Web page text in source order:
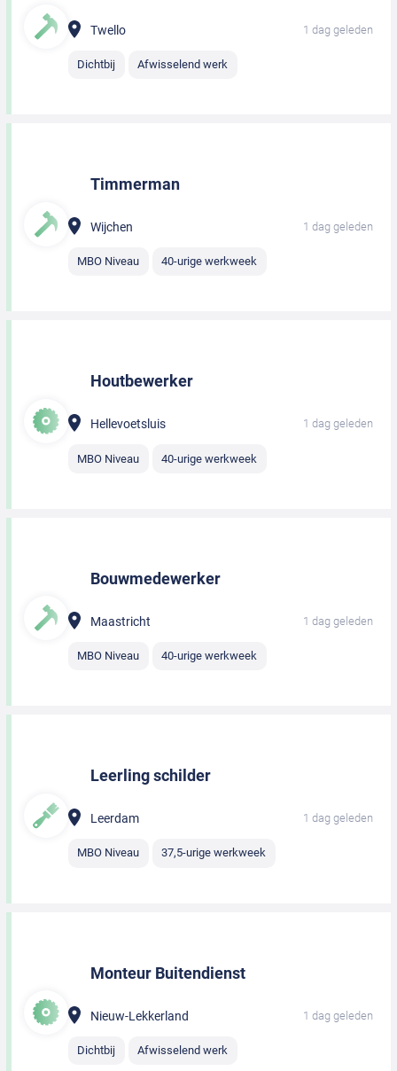
Twello 1 dag geleden
Dichtbij Afwisselend werk
Timmerman
Wijchen 1 dag geleden
MBO Niveau 40-urige werkweek
Houtbewerker
Hellevoetsluis 1 dag geleden
MBO Niveau 40-urige werkweek
Bouwmedewerker
Maastricht 1 dag geleden
MBO Niveau 40-urige werkweek
Leerling schilder
Leerdam 1 dag geleden
MBO Niveau 37,5-urige werkweek
Monteur Buitendienst
Nieuw-Lekkerland 1 dag geleden
Dichtbij Afwisselend werk